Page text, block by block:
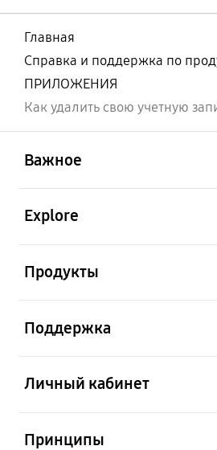
Главная
Справка и поддержка по
ПРИЛОЖЕНИЯ
Как удалить свою учетную
Важное
Explore
Продукты
Поддержка
Личный кабинет
Принципы